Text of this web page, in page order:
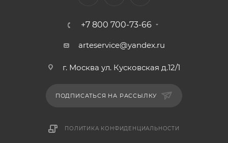
+7 800 700-73-66
arteservice@yandex.ru
г. Москва ул. Кусковская д.12/1
ПОДПИСАТЬСЯ НА РАССЫЛКУ
ПОЛИТИКА КОНФИДЕНЦИАЛЬНОСТИ